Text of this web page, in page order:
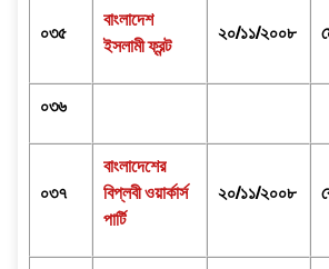
০৩৫
বাংলাদেশ
ইসলামী ফ্রন্ট
২০/১১/২০০৮
০৩৬
০৩৭
বাংলাদেশের
বিপ্লবী ওয়ার্কার্স
পার্টি
২০/১১/২০০৮